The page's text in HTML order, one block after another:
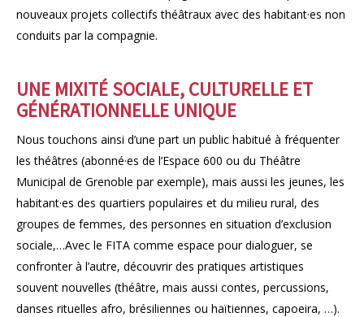
nouveaux projets collectifs théâtraux avec des habitant·es non
conduits par la compagnie.
UNE MIXITÉ SOCIALE, CULTURELLE ET
GÉNÉRATIONNELLE UNIQUE
Nous touchons ainsi d’une part un public habitué à fréquenter
les théâtres (abonné·es de l’Espace 600 ou du Théâtre
Municipal de Grenoble par exemple), mais aussi les jeunes, les
habitant·es des quartiers populaires et du milieu rural, des
groupes de femmes, des personnes en situation d’exclusion
sociale,…Avec le FITA comme espace pour dialoguer, se
confronter à l’autre, découvrir des pratiques artistiques
souvent nouvelles (théâtre, mais aussi contes, percussions,
danses rituelles afro, brésiliennes ou haïtiennes, capoeira, …).